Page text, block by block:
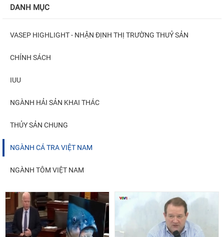
DANH MỤC
VASEP HIGHLIGHT - NHẬN ĐỊNH THỊ TRƯỜNG THUỶ SẢN
CHÍNH SÁCH
IUU
NGÀNH HẢI SẢN KHAI THÁC
THỦY SẢN CHUNG
NGÀNH CÁ TRA VIỆT NAM
NGÀNH TÔM VIỆT NAM